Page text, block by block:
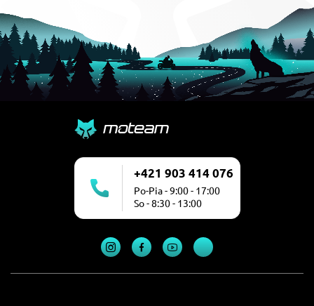
+421 903 414 076
Po-Pia - 9:00 - 17:00
So - 8:30 - 13:00